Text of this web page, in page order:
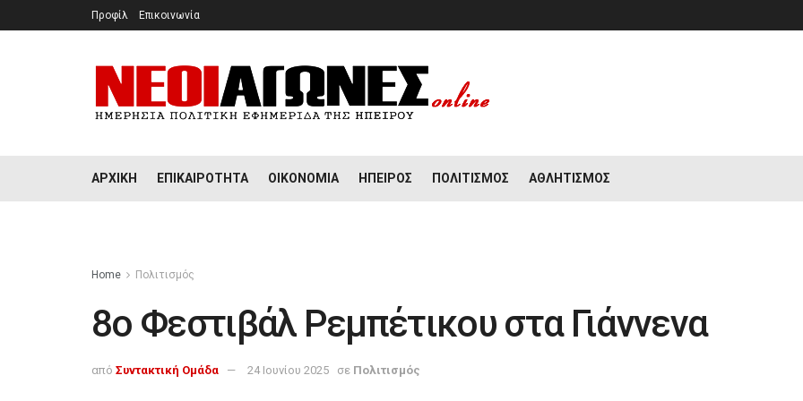
Προφίλ Επικοινωνία
ΑΡΧΙΚΉ ΕΠΙΚΑΙΡΌΤΗΤΑ ΟΙΚΟΝΟΜΊΑ ΉΠΕΙΡΟΣ ΠΟΛΙΤΙΣΜΌΣ ΑΘΛΗΤΙΣΜΌΣ
Home Πολιτισμός
8ο Φεστιβάλ Ρεμπέτικου στα Γιάννενα
από Συντακτική Ομάδα 24 Ιουνίου 2025 σε Πολιτισμός